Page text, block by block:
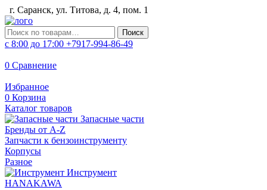
г. Саранск, ул. Титова, д. 4, пом. 1
Искать: Поиск
с 8:00 до 17:00 +7917-994-86-49
0 Сравнение
Избранное
0 Корзина
Каталог товаров
Запасные части
Бренды от A-Z
Запчасти к бензоинструменту
Корпусы
Разное
Инструмент
HANAKAWA